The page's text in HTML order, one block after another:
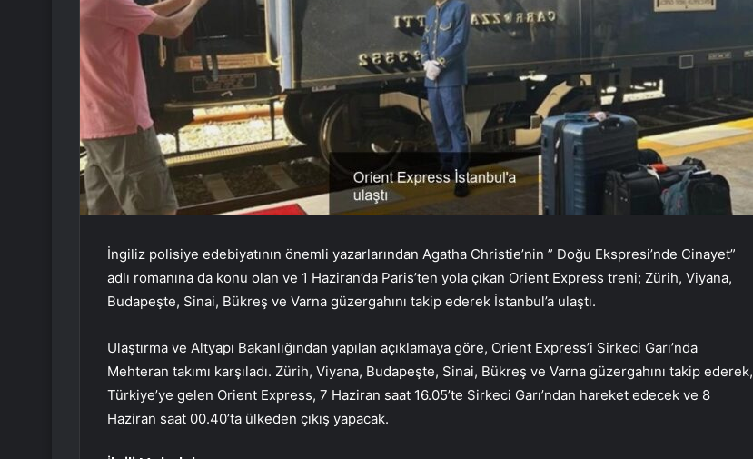
İngiliz polisiye edebiyatının önemli yazarlarından Agatha Christie’nin ” Doğu Ekspresi’nde Cinayet”
adlı romanına da konu olan ve 1 Haziran’da Paris’ten yola çıkan Orient Express treni; Zürih, Viyana,
Budapeşte, Sinai, Bükreş ve Varna güzergahını takip ederek İstanbul’a ulaştı.
Ulaştırma ve Altyapı Bakanlığından yapılan açıklamaya göre, Orient Express’i Sirkeci Garı’nda
Mehteran takımı karşıladı. Zürih, Viyana, Budapeşte, Sinai, Bükreş ve Varna güzergahını takip ederek,
Türkiye’ye gelen Orient Express, 7 Haziran saat 16.05’te Sirkeci Garı’ndan hareket edecek ve 8
Haziran saat 00.40’ta ülkeden çıkış yapacak.